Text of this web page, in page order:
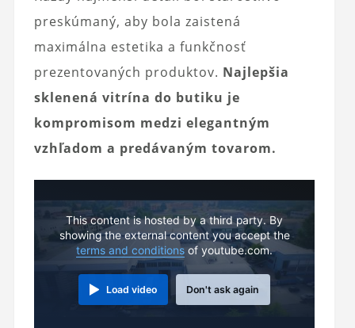
preskúmaný, aby bola zaistená
maximálna estetika a funkčnosť
prezentovaných produktov. Najlepšia
sklenená vitrína do butiku je
kompromisom medzi elegantným
vzhľadom a predávaným tovarom.
This content is hosted by a third party. By
showing the external content you accept the
terms and conditions of youtube.com.
Load video Don't ask again